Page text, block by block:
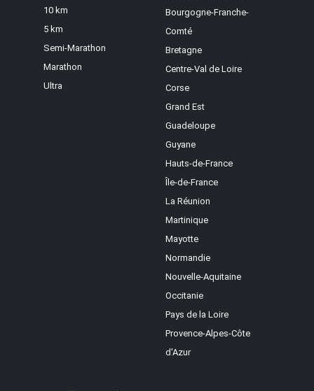
10 km
5 km
Semi-Marathon
Marathon
Ultra
Bourgogne-Franche-
Comté
Bretagne
Centre-Val de Loire
Corse
Grand Est
Guadeloupe
Guyane
Hauts-de-France
Île-de-France
La Réunion
Martinique
Mayotte
Normandie
Nouvelle-Aquitaine
Occitanie
Pays de la Loire
Provence-Alpes-Côte
d'Azur